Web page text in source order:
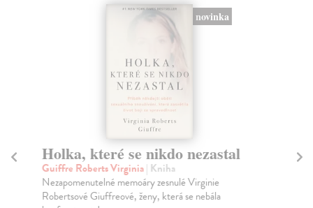
novinka
Holka, které se nikdo nezastal
Guiffre Roberts Virginia| Kniha
Nezapomenutelné memoáry zesnulé Virginie
Robertsové Giuffreové, ženy, která se nebála